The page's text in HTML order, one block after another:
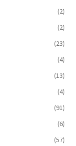
(2)
(2)
(23)
(4)
(13)
(4)
(91)
(6)
(57)